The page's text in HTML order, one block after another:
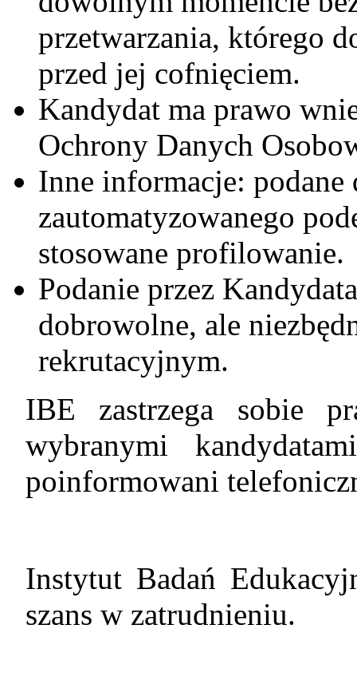
przetwarzania, którego
przed jej cofnięciem.
Kandydat ma prawo
Ochrony Danych
Inne informacje: podane
zautomatyzowanego
stosowane profilowanie.
Podanie przez
dobrowolne, ale
rekrutacyjnym.
IBE zastrzega sobie
wybranymi
poinformowani
Instytut Badań
szans w zatrudnieniu.